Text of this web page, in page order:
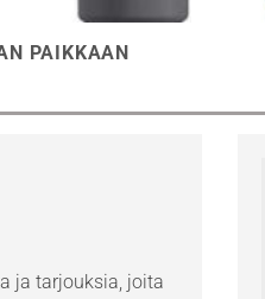
PAIKKAAN
ja tarjouksia, joita